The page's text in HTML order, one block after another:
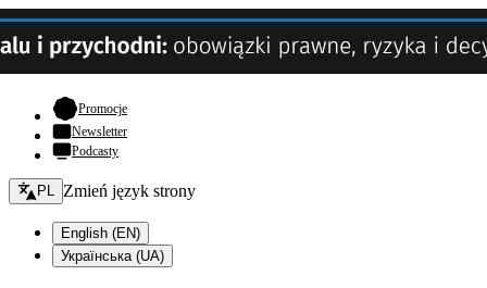
Promocje- otwiera się w nowej karcie
Newsletter
Podcasty
Zmień język - bieżący:
PL Zmień język strony
English (EN)
Українська (UA)